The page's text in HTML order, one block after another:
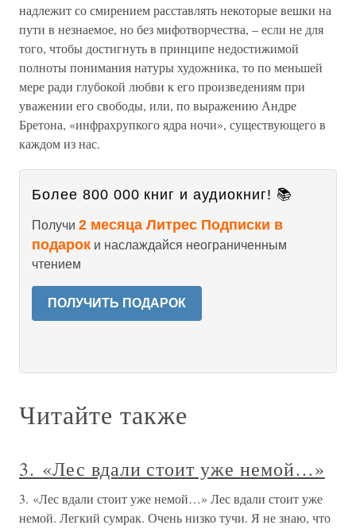
надлежит со смирением расставлять некоторые вешки на
пути в незнаемое, но без мифотворчества, – если не для
того, чтобы достигнуть в принципе недостижимой
полноты понимания натуры художника, то по меньшей
мере ради глубокой любви к его произведениям при
уважении его свободы, или, по выражению Андре
Бретона, «инфрахрупкого ядра ночи», существующего в
каждом из нас.
Более 800 000 книг и аудиокниг! 📚
Получи 2 месяца Литрес Подписки в
подарок и наслаждайся неограниченным
чтением
ПОЛУЧИТЬ ПОДАРОК
Читайте также
3. «Лес вдали стоит уже немой…»
3. «Лес вдали стоит уже немой…» Лес вдали стоит уже
немой. Легкий сумрак. Очень низко тучи. Я не знаю, что